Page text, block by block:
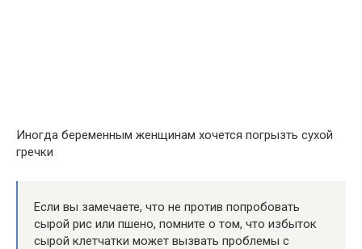
Иногда беременным женщинам хочется погрызть сухой
гречки
Если вы замечаете, что не против попробовать
сырой рис или пшено, помните о том, что избыток
сырой клетчатки может вызвать проблемы с